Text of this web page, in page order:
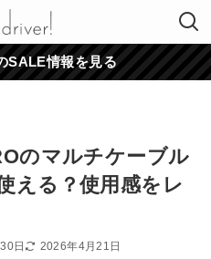
SALE情報を見る
のマルチケーブル
える？使用感をレ
日 2026年4月21日